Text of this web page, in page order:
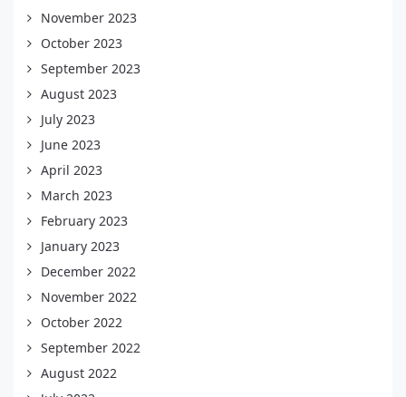
November 2023
October 2023
September 2023
August 2023
July 2023
June 2023
April 2023
March 2023
February 2023
January 2023
December 2022
November 2022
October 2022
September 2022
August 2022